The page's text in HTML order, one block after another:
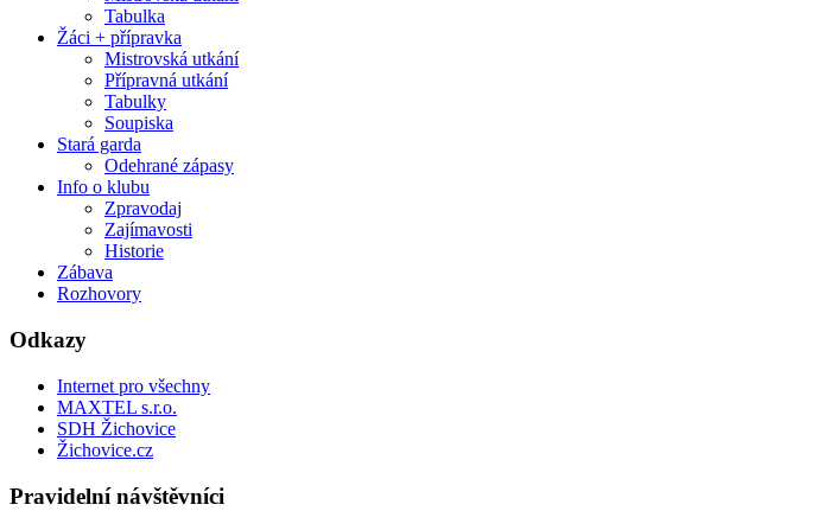
Tabulka
Žáci + přípravka
Mistrovská utkání
Přípravná utkání
Tabulky
Soupiska
Stará garda
Odehrané zápasy
Info o klubu
Zpravodaj
Zajímavosti
Historie
Zábava
Rozhovory
Odkazy
Internet pro všechny
MAXTEL s.r.o.
SDH Žichovice
Žichovice.cz
Pravidelní návštěvníci